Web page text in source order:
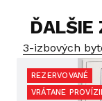
ĎALŠIE
3-izbových
REZERVOVANÉ
VRÁTANE